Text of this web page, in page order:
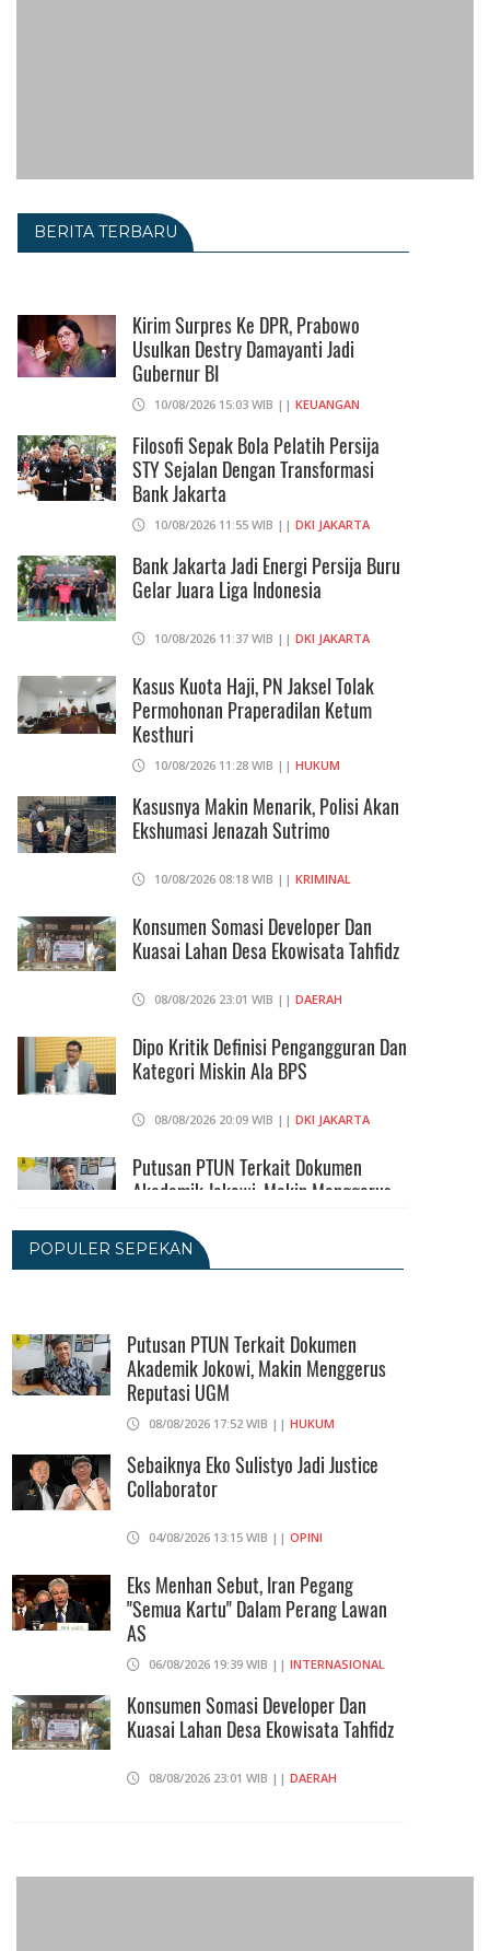
BERITA TERBARU
Kirim Surpres Ke DPR, Prabowo
Usulkan Destry Damayanti Jadi
Gubernur BI
10/08/2026 15:03 WIB || KEUANGAN
Filosofi Sepak Bola Pelatih Persija
STY Sejalan Dengan Transformasi
Bank Jakarta
10/08/2026 11:55 WIB || DKI JAKARTA
Bank Jakarta Jadi Energi Persija Buru
Gelar Juara Liga Indonesia
10/08/2026 11:37 WIB || DKI JAKARTA
Kasus Kuota Haji, PN Jaksel Tolak
Permohonan Praperadilan Ketum
Kesthuri
10/08/2026 11:28 WIB || HUKUM
Kasusnya Makin Menarik, Polisi Akan
Ekshumasi Jenazah Sutrimo
10/08/2026 08:18 WIB || KRIMINAL
Konsumen Somasi Developer Dan
Kuasai Lahan Desa Ekowisata Tahfidz
08/08/2026 23:01 WIB || DAERAH
Dipo Kritik Definisi Pengangguran Dan
Kategori Miskin Ala BPS
08/08/2026 20:09 WIB || DKI JAKARTA
Putusan PTUN Terkait Dokumen
Akademik Jokowi, Makin Menggerus
08/08/2026 17:52 WIB ||
07/08/2026 20:52 WIB || TENAGA KERJA
Terkait Ijazah Jokowi, 3 Gugatan Akan
Diajukan Ke PN Jakpus Dan PTUN
07/08/2026 19:06 WIB ||
POPULER SEPEKAN
Putusan PTUN Terkait Dokumen
Akademik Jokowi, Makin Menggerus
Reputasi UGM
08/08/2026 17:52 WIB || HUKUM
Sebaiknya Eko Sulistyo Jadi Justice
Collaborator
04/08/2026 13:15 WIB || OPINI
Eks Menhan Sebut, Iran Pegang
"Semua Kartu" Dalam Perang Lawan
AS
06/08/2026 19:39 WIB || INTERNASIONAL
Konsumen Somasi Developer Dan
Kuasai Lahan Desa Ekowisata Tahfidz
08/08/2026 23:01 WIB || DAERAH
206 Juta